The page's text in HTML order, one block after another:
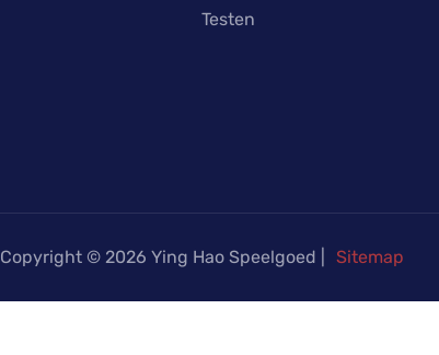
Testen
Copyright © 2026 Ying Hao Speelgoed | Sitemap